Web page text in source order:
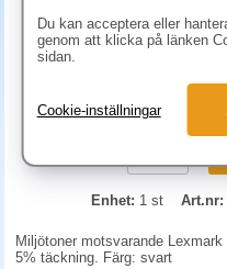
Enhet: 1 st Art.nr:
Miljötoner motsvarande
5% täckning. Färg: svart
Du kan acceptera eller
genom att klicka på länken
sidan.
Cookie-inställningar